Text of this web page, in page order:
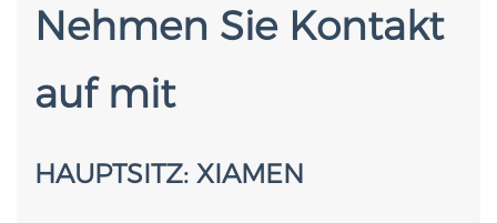
Nehmen Sie Kontakt
auf mit
HAUPTSITZ: XIAMEN